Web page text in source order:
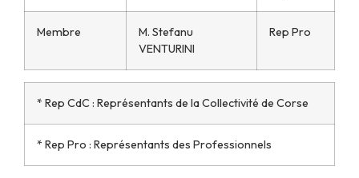
Membre
M. Stefanu
VENTURINI
Rep Pro
* Rep CdC : Représentants de la Collectivité de Corse
* Rep Pro : Représentants des Professionnels